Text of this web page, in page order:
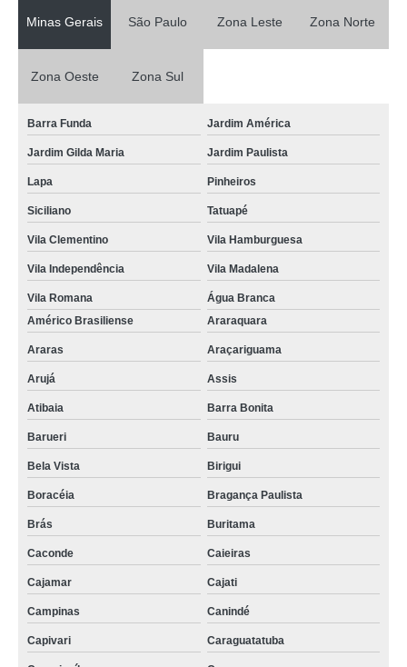
Minas Gerais São Paulo Zona Leste Zona Norte
Zona Oeste Zona Sul
Barra Funda Jardim América
Jardim Gilda Maria Jardim Paulista
Lapa Pinheiros
Siciliano Tatuapé
Vila Clementino Vila Hamburguesa
Vila Independência Vila Madalena
Vila Romana
Água Branca
Américo Brasiliense
Araraquara
Araras Araçariguama
Arujá Assis
Atibaia Barra Bonita
Barueri Bauru
Bela Vista Birigui
Boracéia Bragança Paulista
Brás Buritama
Caconde Caieiras
Cajamar Cajati
Campinas Canindé
Capivari Caraguatatuba